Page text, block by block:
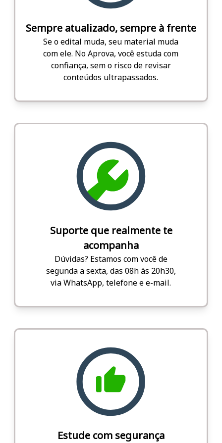
Sempre atualizado, sempre à frente
Se o edital muda, seu material muda
com ele. No Aprova, você estuda com
confiança, sem o risco de revisar
conteúdos ultrapassados.
Suporte que realmente te
acompanha
Dúvidas? Estamos com você de
segunda a sexta, das 08h às 20h30,
via WhatsApp, telefone e e-mail.
Estude com segurança